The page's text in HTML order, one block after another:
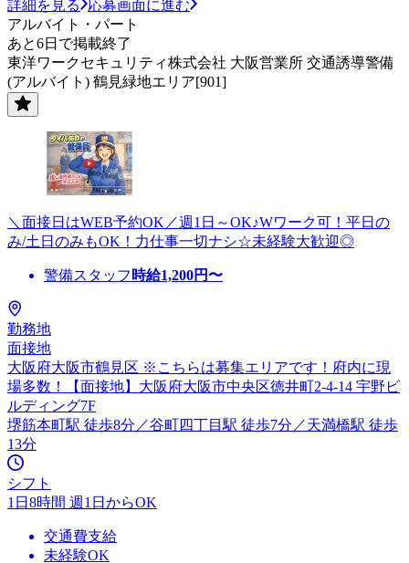
詳細を見る
応募画面に進む
アルバイト・パート
あと6日で掲載終了
東洋ワークセキュリティ株式会社 大阪営業所 交通誘導警備
(アルバイト) 鶴見緑地エリア[901]
＼面接日はWEB予約OK／週1日～OK♪Wワーク可！平日の
み/土日のみもOK！力仕事一切ナシ☆未経験大歓迎◎
警備スタッフ 時給1,200円〜
勤務地
面接地
大阪府大阪市鶴見区 ※こちらは募集エリアです！府内に現
場多数！【面接地】大阪府大阪市中央区徳井町2-4-14 宇野ビ
ルディング7F
堺筋本町駅 徒歩8分／谷町四丁目駅 徒歩7分／天満橋駅 徒歩
13分
シフト
1日8時間 週1日からOK
交通費支給
未経験OK